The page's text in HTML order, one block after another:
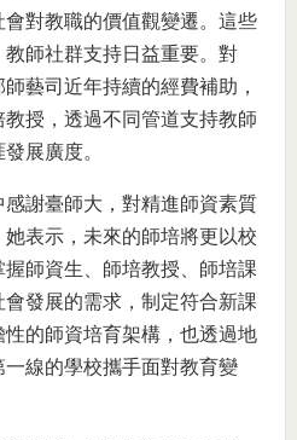
對教職的價值觀變遷。這些
師社群支持日益重要。對
藝司近年持續的經費補助，
授，透過不同管道支持教師
展廣度。
謝臺師大，對精進師資素質
表示，未來的師培將更以校
師資生、師培教授、師培課
發展的需求，制定符合新課
的師資培育架構，也透過地
線的學校攜手面對教育變